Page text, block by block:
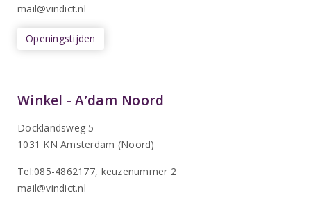
mail@vindict.nl
Openingstijden
Winkel - A’dam Noord
Docklandsweg 5
1031 KN Amsterdam (Noord)
Tel:085-4862177, keuzenummer 2
mail@vindict.nl